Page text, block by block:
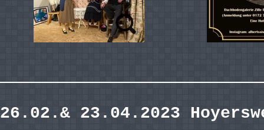
26.02.& 23.04.2023